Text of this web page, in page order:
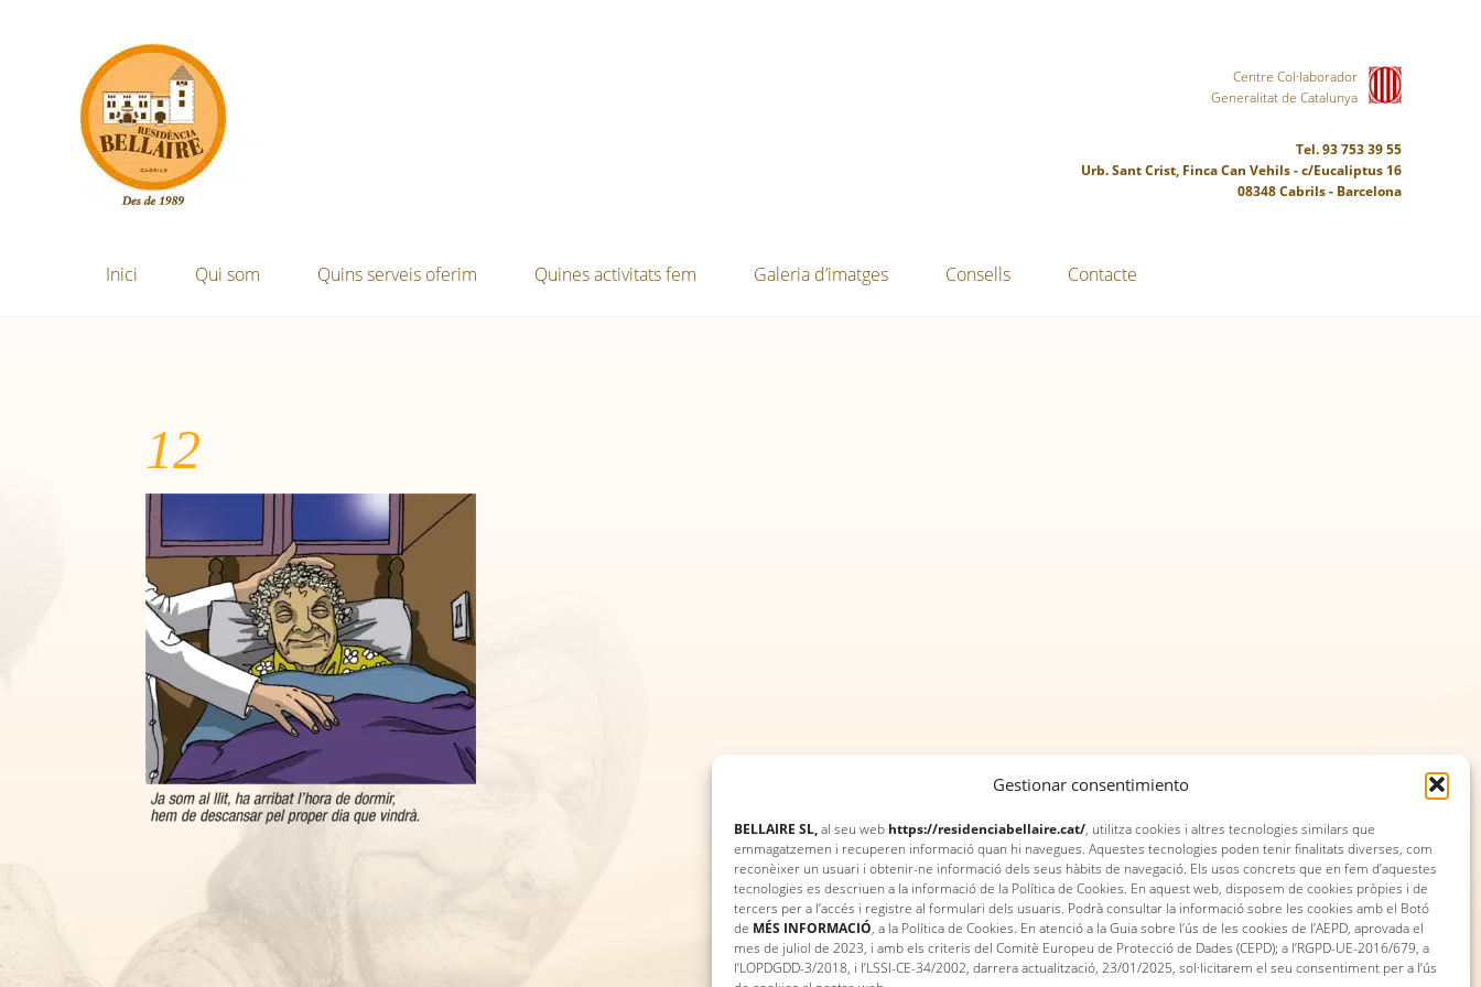
Gestionar consentimiento
BELLAIRE SL,al seu web https://residenciabellaire.cat/, utilitza cookies i altres tecnologies similars que
emmagatzemen i recuperen informació quan hi navegues. Aquestes tecnologies poden tenir finalitats diverses, com
reconèixer un usuari i obtenir-ne informació dels seus hàbits de navegació. Els usos concrets que en fem d’aquestes
tecnologies es descriuen a la informació de la Política de Cookies. En aquest web, disposem de cookies pròpies i de
tercers per a l’accés i registre al formulari dels usuaris. Podrà consultar la informació sobre les cookies amb el Botó
de MÉS INFORMACIÓ, a la Política de Cookies. En atenció a la Guia sobre l’ús de les cookies de l’AEPD, aprovada el
mes de juliol de 2023, i amb els criteris del Comitè Europeu de Protecció de Dades (CEPD); a l’RGPD-UE-2016/679, a
l’LOPDGDD-3/2018, i l’LSSI-CE-34/2002, darrera actualització, 23/01/2025, sol·licitarem el seu consentiment per a l’ús
Centre Col·laborador
Generalitat de Catalunya
Tel. 93 753 39 55
Urb. Sant Crist, Finca Can Vehils - c/Eucaliptus 16
08348 Cabrils - Barcelona
Inici Qui som Quins serveis oferim Quines activitats fem Galeria d’imatges Consells Contacte
12